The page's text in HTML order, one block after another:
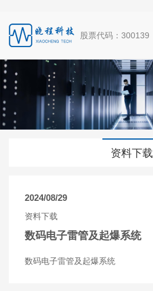
股票代码：300139
资料下载
2024/08/29
资料下载
数码电子雷管及起爆系统
数码电子雷管及起爆系统